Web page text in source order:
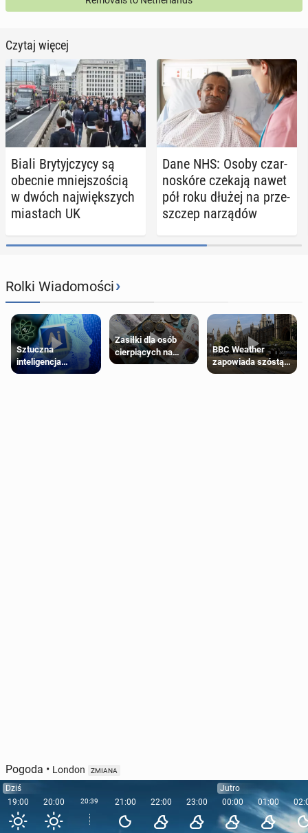
Czytaj więcej
Biali Bry­tyj­czy­cy są
obecnie mniej­szo­ścią
w dwóch naj­więk­szych
mia­stach UK
Dane NHS: Osoby czar­
no­skó­re czekają nawet
pół roku dłużej na prze­
szczep na­rzą­dów
Rolki Wiadomości›
Sztuczna
inteligencja
próbowała oszukać
Zasiłki dla osób
cierpiących na
schorzenia
BBC Weather
zapowiada szóstą
falę upałów w
Pogoda • London ZMIANA
Dziś
19:00
20:00 20:39 21:00 22:00 23:00
Jutro
00:00
01:00